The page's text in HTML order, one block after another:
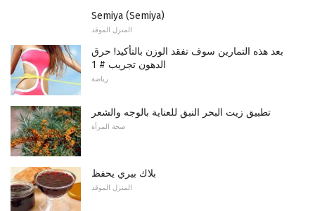
Semiya (Semiya)
المنزل الموقد
بعد هذه التمارين سوف تفقد الوزن بالتأكيد! حرق
الدهون تجريب # 1
رياضة
تطبيق زيت البحر النبق للعناية بالوجه والشعر
صحة المرأة
بلاك بيري يحفظ
المنزل الموقد